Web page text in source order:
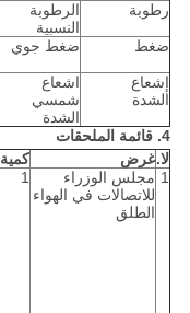
رطوبة
الرطوبة
النسبية
ضغط ضغط جوي
إشعاع
الشدة
اشعاع
شمسي
الشدة
4. قائمة الملحقات
لا.غرض كمية
1 مجلس الوزراء
للاتصالات في الهواء
الطلق
1